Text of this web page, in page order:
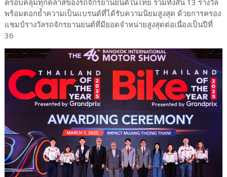
พร้อมตอกย้ำความเป็นแบรนด์ที่ได้รับความนิยมสูงสุด ด้วยการครอง
แชมป์รางวัลรถจักรยานยนต์ที่มียอดจำหน่ายสูงสุดต่อเนื่องเป็นปีที่
36